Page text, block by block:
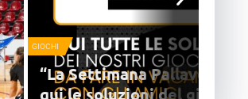
GIOCHI
“La Settimana
qui le soluzioni del gioco